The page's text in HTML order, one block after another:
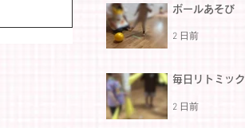
ボールあそび
2 日前
毎日リトミック
2 日前